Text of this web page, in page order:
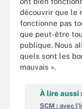
découvrir que le
fonctionne pas
que peut-être
publique. Nous
quels sont les
mauvais ».
À lire aussi
SCM : avec